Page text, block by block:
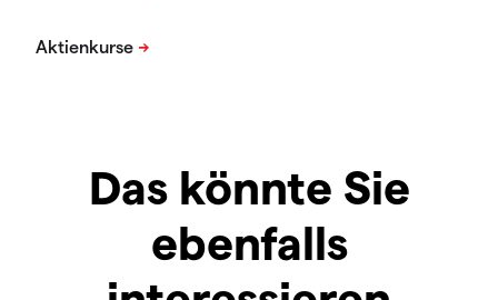
Das könnte Sie
ebenfalls